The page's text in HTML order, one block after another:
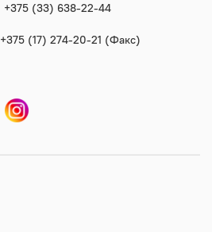
+375 (33) 638-22-44
+375 (17) 274-20-21 (Факс)